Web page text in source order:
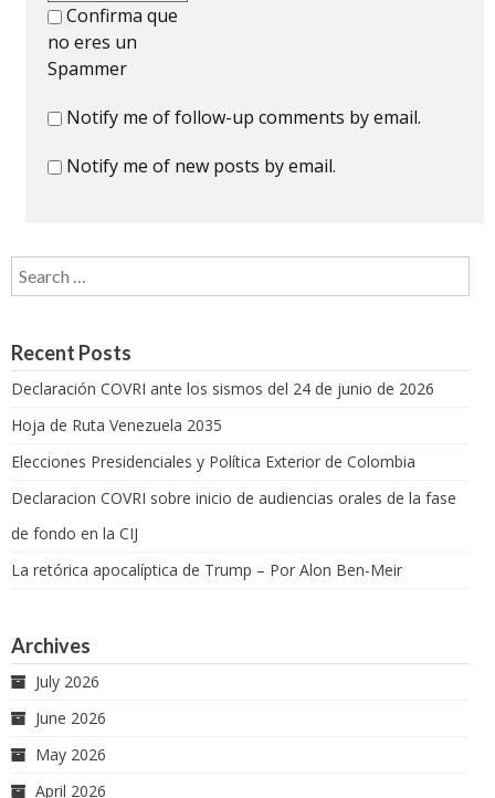
Confirma que
no eres un
Spammer
Notify me of follow-up comments by email.
Notify me of new posts by email.
Search for:
Recent Posts
Declaración COVRI ante los sismos del 24 de junio de 2026
Hoja de Ruta Venezuela 2035
Elecciones Presidenciales y Política Exterior de Colombia
Declaracion COVRI sobre inicio de audiencias orales de la fase
de fondo en la CIJ
La retórica apocalíptica de Trump – Por Alon Ben-Meir
Archives
July 2026
June 2026
May 2026
April 2026